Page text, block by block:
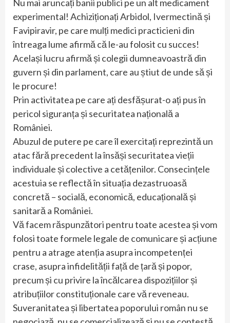
Nu mai aruncați banii publici pe un alt medicament
experimental! Achiziționați Arbidol, Ivermectină și
Favipiravir, pe care mulți medici practicieni din
întreaga lume afirmă că le-au folosit cu succes!
Același lucru afirmă și colegii dumneavoastră din
guvern și din parlament, care au știut de unde să și
le procure!
Prin activitatea pe care ați desfășurat-o ați pus în
pericol siguranța și securitatea națională a
României.
Abuzul de putere pe care îl exercitați reprezintă un
atac fără precedent la însăși securitatea vieții
individuale și colective a cetățenilor. Consecințele
acestuia se reflectă în situația dezastruoasă
concretă – socială, economică, educațională și
sanitară a României.
Vă facem răspunzători pentru toate acestea și vom
folosi toate formele legale de comunicare și acțiune
pentru a atrage atenția asupra incompetenței
crase, asupra infidelității față de țară și popor,
precum și cu privire la încălcarea dispozițiilor și
atribuțiilor constituționale care vă reveneau.
Suveranitatea și libertatea poporului român nu se